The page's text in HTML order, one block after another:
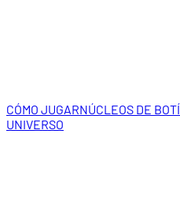
CÓMO JUGARNÚCLEOS DE
UNIVERSO